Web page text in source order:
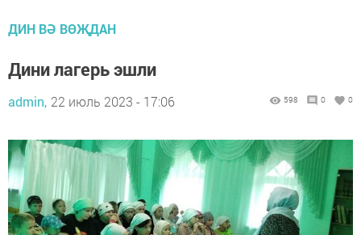
ДИН ВӘ ВӨҖДАН
Дини лагерь эшли
admin, 22 июль 2023 - 17:06 598 0 0